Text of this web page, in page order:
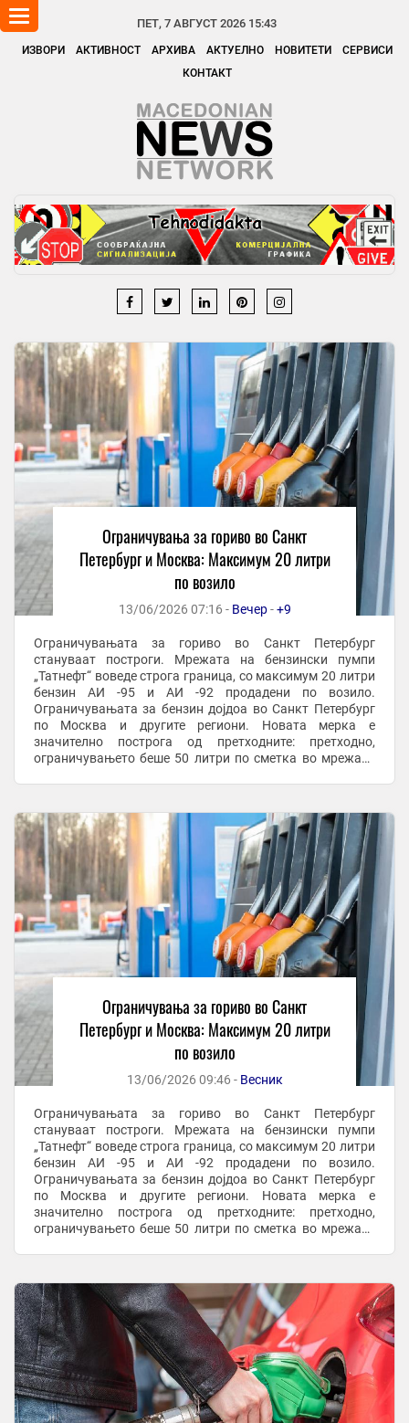
ПЕТ, 7 АВГУСТ 2026 15:43
ИЗВОРИ АКТИВНОСТ АРХИВА АКТУЕЛНО НОВИТЕТИ
СЕРВИСИ
КОНТАКТ
Toggle
navigation
Ограничувања за гориво во Санкт
Петербург и Москва: Максимум 20 литри
по возило
13/06/2026 07:16 - Вечер-+9
Ограничувањата за гориво во Санкт Петербург
стануваат построги. Мрежата на бензински пумпи
„Татнефт“ воведе строга граница, со максимум 20 литри
бензин АИ -95 и АИ -92 продадени по возило.
Ограничувањата за бензин дојдоа во Санкт Петербург
по Москва и другите региони. Новата мерка е
значително построга од претходните: претходно,
ограничувањето беше 50 литри по сметка во мрежата
Ограничувања за гориво во Санкт
Петербург и Москва: Максимум 20 литри
по возило
13/06/2026 09:46 - Весник
Ограничувањата за гориво во Санкт Петербург
стануваат построги. Мрежата на бензински пумпи
„Татнефт“ воведе строга граница, со максимум 20 литри
бензин АИ -95 и АИ -92 продадени по возило.
Ограничувањата за бензин дојдоа во Санкт Петербург
по Москва и другите региони. Новата мерка е
значително построга од претходните: претходно,
ограничувањето беше 50 литри по сметка во мрежата